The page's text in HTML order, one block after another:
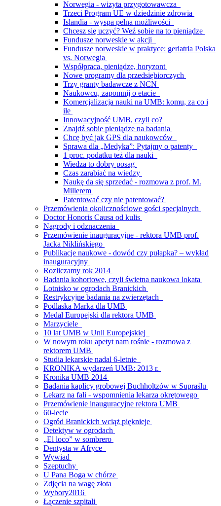
Norwegia - wizyta przygotowawcza
Trzeci Program UE w dziedzinie zdrowia
Islandia - wyspa pełna możliwości
Chcesz się uczyć? Weź sobie na to pieniądze
Fundusze norweskie w akcji
Fundusze norweskie w praktyce: geriatria Polska
vs. Norwegia
Współpraca, pieniądze, horyzont
Nowe programy dla przedsiębiorczych
Trzy granty badawcze z NCN
Naukowcu, zapomnij o etacie
Komercjalizacja nauki na UMB: komu, za co i
ile
Innowacyjność UMB, czyli co?
Znajdź sobie pieniądze na badania
Chcę być jak GPS dla naukowców
Sprawa dla „Medyka”: Pytajmy o patenty
1 proc. podatku też dla nauki
Wiedza to dobry posag
Czas zarabiać na wiedzy
Naukę da się sprzedać - rozmowa z prof. M.
Millerem
Patentować czy nie patentować?
Przemówienia okolicznościowe gości specjalnych
Doctor Honoris Causa od kulis
Nagrody i odznaczenia
Przemówienie inauguracyjne - rektora UMB prof.
Jacka Niklińskiego
Publikacje naukowe - dowód czy pułapka? – wykład
inauguracyjny
Rozliczamy rok 2014
Badania kohortowe, czyli świetna naukowa lokata
Lotnisko w ogrodach Branickich
Restrykcyjne badania na zwierzętach
Podlaska Marka dla UMB
Medal Europejski dla rektora UMB
Marzyciele
10 lat UMB w Unii Europejskiej
W nowym roku apetyt nam rośnie - rozmowa z
rektorem UMB
Studia lekarskie nadal 6-letnie
KRONIKA wydarzeń UMB: 2013 r.
Kronika UMB 2014
Badania kaplicy grobowej Buchholtzów w Supraślu
Lekarz na fali - wspomnienia lekarza okrętowego
Przemówienie inauguracyjne rektora UMB
60-lecie
Ogród Branickich wciąż pięknieje
Detektyw w ogrodach
„El loco” w sombrero
Dentysta w Afryce
Wywiad
Szeptuchy
U Pana Boga w chórze
Zdjęcia na wagę złota
Wybory2016
Łączenie szpitali